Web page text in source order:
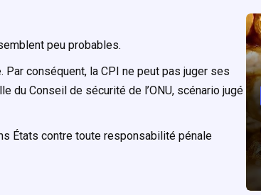
peu probables.
Par conséquent, la CPI ne peut pas juger ses
du Conseil de sécurité de l’ONU, scénario jugé
États contre toute responsabilité pénale